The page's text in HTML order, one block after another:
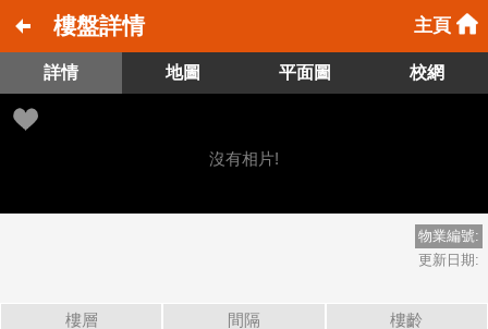
樓盤詳情 主頁
詳情 地圖 平面圖 校網
沒有相片!
物業編號:
更新日期:
樓層 間隔 樓齡